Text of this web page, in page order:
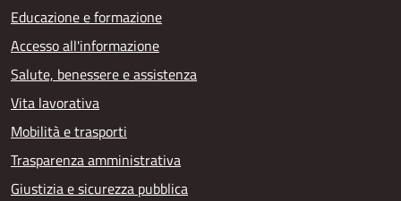
Educazione e formazione
Accesso all'informazione
Salute, benessere e assistenza
Vita lavorativa
Mobilità e trasporti
Trasparenza amministrativa
Giustizia e sicurezza pubblica